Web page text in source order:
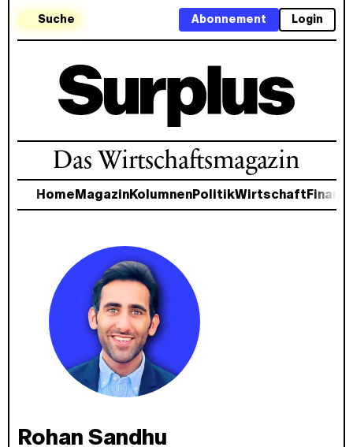
Suche Login
Abonnement
Das Wirtschaftsmagazin
Home MagazinKolumnenPolitikWirtschaft
Rohan Sandhu